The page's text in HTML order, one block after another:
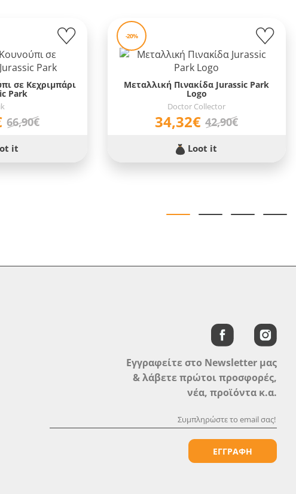
σε Κεχριμπάρι
Park
66,90€
it
-20%
Μεταλλική Πινακίδα Jurassic Park
Logo
Doctor Collector
34,32€ 42,90€
Loot it
Εγγραφείτε στο Newsletter μας
& λάβετε πρώτοι προσφορές,
νέα, προϊόντα κ.α.
ΕΓΓΡΑΦΗ